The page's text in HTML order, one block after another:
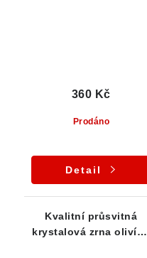
Prodáno
360 Kč
Detail
Kvalitní průsvitná
krystalová zrna olivínu